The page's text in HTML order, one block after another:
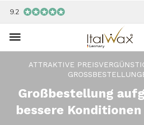
9.2
ATTRAKTIVE
Großbestellung
bessere